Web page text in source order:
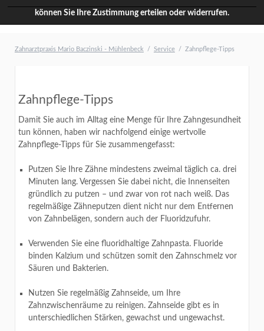
können Sie Ihre Zustimmung erteilen oder widerrufen.
Zahnarztpraxis Mario Baczinski - Mühlenbeck Service Zahnpflege-Tipps
Zahnpflege-Tipps
Damit Sie auch im Alltag eine Menge für Ihre Zahngesundheit
tun können, haben wir nachfolgend einige wertvolle
Zahnpflege-Tipps für Sie zusammengefasst:
Putzen Sie Ihre Zähne mindestens zweimal täglich ca. drei
Minuten lang. Vergessen Sie dabei nicht, die Innenseiten
gründlich zu putzen – und zwar von rot nach weiß. Das
regelmäßige Zähneputzen dient nicht nur dem Entfernen
von Zahnbelägen, sondern auch der Fluoridzufuhr.
Verwenden Sie eine fluoridhaltige Zahnpasta. Fluoride
binden Kalzium und schützen somit den Zahnschmelz vor
Säuren und Bakterien.
Nutzen Sie regelmäßig Zahnseide, um Ihre
Zahnzwischenräume zu reinigen. Zahnseide gibt es in
unterschiedlichen Stärken, gewachst und ungewachst.